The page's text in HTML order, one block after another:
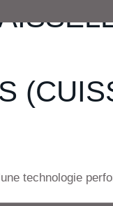
technologie